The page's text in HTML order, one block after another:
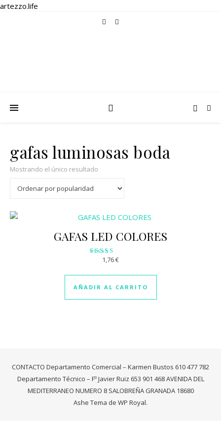
artezzo.life
gafas luminosas boda
Mostrando el único resultado
GAFAS LED COLORES
Valorado
3.09
de 5
1,76€
AÑADIR AL CARRITO
CONTACTO Departamento Comercial – Karmen Bustos 610 477 782
Departamento Técnico – Fº Javier Ruiz 653 901 468 AVENIDA DEL
MEDITERRANEO NUMERO 8 SALOBREÑA GRANADA 18680
Ashe Tema de WP Royal.